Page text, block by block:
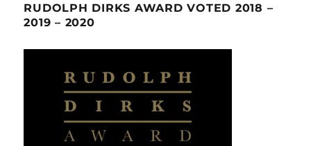
RUDOLPH DIRKS AWARD VOTED 2018 –
2019 – 2020